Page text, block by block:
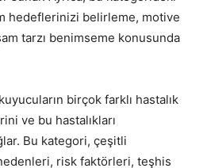
hedeflerinizi belirleme, motive
tarzı benimseme konusunda
birçok farklı hastalık
ve bu hastalıkları
Bu kategori, çeşitli
risk faktörleri, teşhis